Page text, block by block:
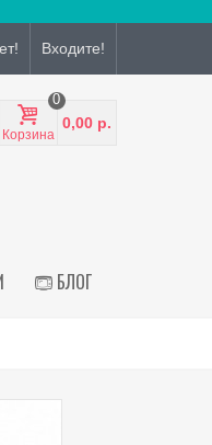
Входите!
Корзина
0
0,00 р.
БЛОГ